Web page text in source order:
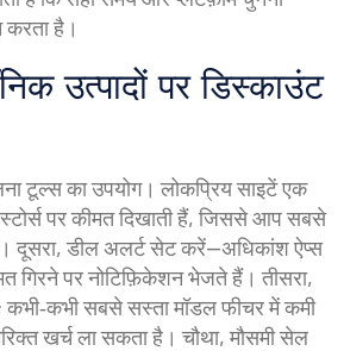
है।
उत्पादों पर डिस्काउंट
टूल्स का उपयोग। लोकप्रिय साइटें एक
स्टोर्स पर कीमत दिखाती हैं, जिससे आप सबसे
डील अलर्ट सेट करें—अधिकांश ऐप्स
गिरने पर नोटिफ़िकेशन भेजते हैं। तीसरा,
सबसे सस्ता मॉडल फीचर में कमी
खर्च ला सकता है। चौथा, मौसमी सेल